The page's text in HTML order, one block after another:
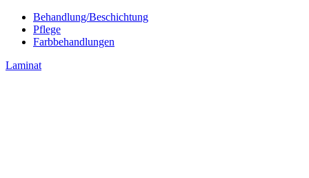
Behandlung/Beschichtung
Pflege
Farbbehandlungen
Laminat